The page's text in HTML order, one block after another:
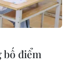
bố điểm